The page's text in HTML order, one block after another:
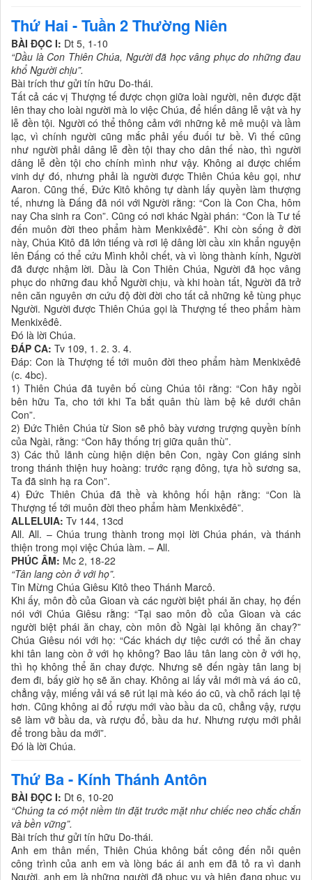
Thứ Hai - Tuần 2 Thường Niên
BÀI ĐỌC I: Dt 5, 1-10
“Dầu là Con Thiên Chúa, Người đã học vâng phục do những đau
khổ Người chịu”.
Bài trích thư gửi tín hữu Do-thái.
Tất cả các vị Thượng tế được chọn giữa loài người, nên được đặt
lên thay cho loài người mà lo việc Chúa, để hiến dâng lễ vật và hy
lễ đền tội. Người có thể thông cảm với những kẻ mê muội và lầm
lạc, vì chính người cũng mắc phải yếu đuối tư bề. Vì thế cũng
như người phải dâng lễ đền tội thay cho dân thế nào, thì người
dâng lễ đền tội cho chính mình như vậy. Không ai được chiếm
vinh dự đó, nhưng phải là người được Thiên Chúa kêu gọi, như
Aaron. Cũng thế, Ðức Kitô không tự dành lấy quyền làm thượng
tế, nhưng là Ðấng đã nói với Người rằng: “Con là Con Cha, hôm
nay Cha sinh ra Con”. Cũng có nơi khác Ngài phán: “Con là Tư tế
đến muôn đời theo phẩm hàm Menkixêđê”. Khi còn sống ở đời
này, Chúa Kitô đã lớn tiếng và rơi lệ dâng lời cầu xin khẩn nguyện
lên Ðấng có thể cứu Mình khỏi chết, và vì lòng thành kính, Người
đã được nhậm lời. Dầu là Con Thiên Chúa, Người đã học vâng
phục do những đau khổ Người chịu, và khi hoàn tất, Người đã trở
nên căn nguyên ơn cứu độ đời đời cho tất cả những kẻ tùng phục
Người. Người được Thiên Chúa gọi là Thượng tế theo phẩm hàm
Menkixêđê.
Ðó là lời Chúa.
ĐÁP CA: Tv 109, 1. 2. 3. 4.
Ðáp: Con là Thượng tế tới muôn đời theo phẩm hàm Menkixêđê
(c. 4bc).
1) Thiên Chúa đã tuyên bố cùng Chúa tôi rằng: “Con hãy ngồi
bên hữu Ta, cho tới khi Ta bắt quân thù làm bệ kê dưới chân
Con”.
2) Ðức Thiên Chúa từ Sion sẽ phô bày vương trượng quyền bính
của Ngài, rằng: “Con hãy thống trị giữa quân thù”.
3) Các thủ lãnh cùng hiện diện bên Con, ngày Con giáng sinh
trong thánh thiện huy hoàng: trước rạng đông, tựa hồ sương sa,
Ta đã sinh hạ ra Con”.
4) Ðức Thiên Chúa đã thề và không hối hận rằng: “Con là
Thượng tế tới muôn đời theo phẩm hàm Menkixêđê”.
ALLELUIA: Tv 144, 13cd
All. All. – Chúa trung thành trong mọi lời Chúa phán, và thánh
thiện trong mọi việc Chúa làm. – All.
PHÚC ÂM: Mc 2, 18-22
“Tân lang còn ở với họ”.
Tin Mừng Chúa Giêsu Kitô theo Thánh Marcô.
Khi ấy, môn đồ của Gioan và các người biệt phái ăn chay, họ đến
nói với Chúa Giêsu rằng: “Tại sao môn đồ của Gioan và các
người biệt phái ăn chay, còn môn đồ Ngài lại không ăn chay?”
Chúa Giêsu nói với họ: “Các khách dự tiệc cưới có thể ăn chay
khi tân lang còn ở với họ không? Bao lâu tân lang còn ở với họ,
thì họ không thể ăn chay được. Nhưng sẽ đến ngày tân lang bị
đem đi, bấy giờ họ sẽ ăn chay. Không ai lấy vải mới mà vá áo cũ,
chẳng vậy, miếng vải vá sẽ rút lại mà kéo áo cũ, và chỗ rách lại tệ
hơn. Cũng không ai đổ rượu mới vào bầu da cũ, chẳng vậy, rượu
sẽ làm vỡ bầu da, và rượu đổ, bầu da hư. Nhưng rượu mới phải
để trong bầu da mới”.
Ðó là lời Chúa.
Thứ Ba - Kính Thánh Antôn
BÀI ĐỌC I: Dt 6, 10-20
“Chúng ta có một niềm tin đặt trước mặt như chiếc neo chắc chắn
và bền vững”.
Bài trích thư gửi tín hữu Do-thái.
Anh em thân mến, Thiên Chúa không bất công đến nỗi quên
công trình của anh em và lòng bác ái anh em đã tỏ ra vì danh
Người, anh em là những người đã phục vụ và hiện đang phục vụ